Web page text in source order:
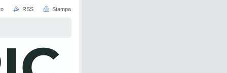
RSS Stampa